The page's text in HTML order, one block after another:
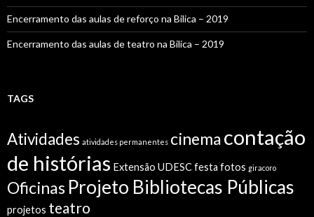
Encerramento das aulas de reforço na Bilica – 2019
Encerramento das aulas de teatro na Bilica – 2019
TAGS
Atividades atividades permanentes cinemacontação
de histórias Extensão UDESCfesta fotos giracoro
Oficinas Projeto Bibliotecas Públicas
projetos teatro